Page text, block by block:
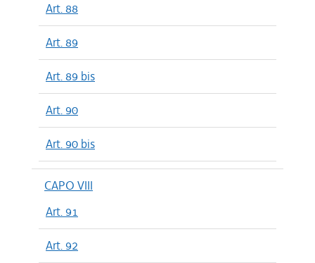
Art. 88
Art. 89
Art. 89 bis
Art. 90
Art. 90 bis
CAPO VIII
Art. 91
Art. 92